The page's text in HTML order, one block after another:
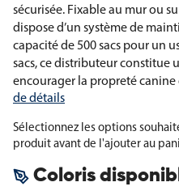
sécurisée. Fixable au mur ou
dispose d’un système de
capacité de 500 sacs pour un
sacs, ce distributeur constitue
encourager la propreté canine
de détails
Sélectionnez les options
produit avant de l'ajouter au
Coloris